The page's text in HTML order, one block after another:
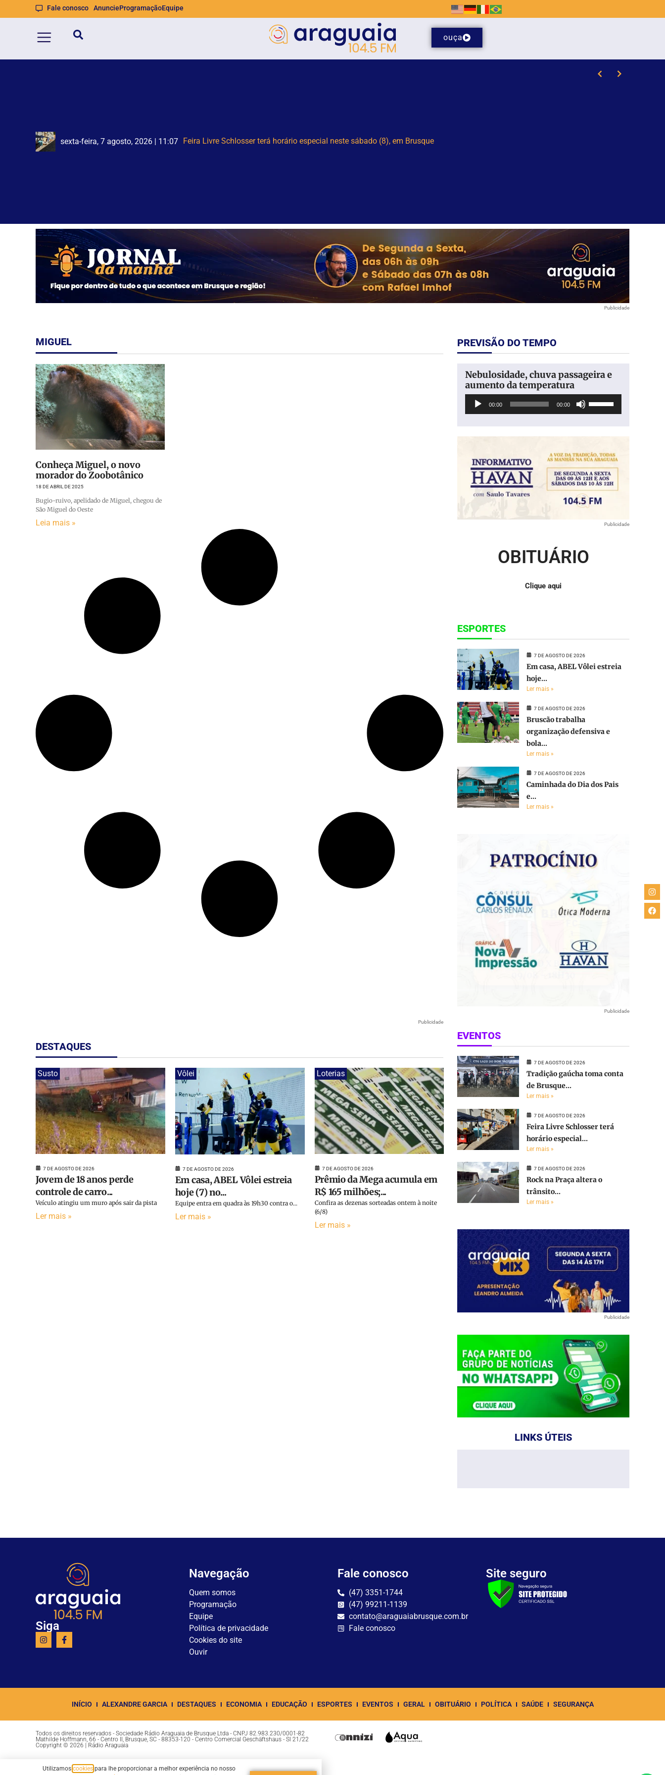
Fale conosco AnuncieProgramaçãoEquipe
ouça
sexta-feira, 7 agosto, 2026 | 11:07
sexta-feira, 7 agosto, 2026 | 10:46 Ca
PF prende mulher suspeita de tráfico de pessoas para exploração sexual em SC
Publicidade
MIGUEL
Conheça Miguel, o novo
morador do Zoobotânico
18 DE ABRIL DE 2025
Bugio-ruivo, apelidado de Miguel, chegou de
São Miguel do Oeste
Leia mais »
Publicidade
DESTAQUES
Susto
7 DE AGOSTO DE 2026
Jovem de 18 anos perde
controle de carro...
Veículo atingiu um muro após sair da pista
Ler mais »
Vôlei
7 DE AGOSTO DE 2026
Em casa, ABEL Vôlei estreia
hoje (7) no...
Equipe entra em quadra às 19h30 contra o...
Ler mais »
Loterias
7 DE AGOSTO DE 2026
Prêmio da Mega acumula em
R$ 165 milhões;...
Confira as dezenas sorteadas ontem à noite
(6/8)
Ler mais »
PREVISÃO DO TEMPO
Nebulosidade, chuva passageira e
aumento da temperatura
Tocador
00:00 00:00
ou
para
baixo
para
aumentar
ou
Publicidade
OBITUÁRIO
Clique aqui
ESPORTES
7 DE AGOSTO DE 2026
Em casa, ABEL Vôlei estreia
hoje...
Ler mais »
7 DE AGOSTO DE 2026
Bruscão trabalha
organização defensiva e
bola...
Ler mais »
7 DE AGOSTO DE 2026
Caminhada do Dia dos Pais
e...
Ler mais »
Publicidade
EVENTOS
7 DE AGOSTO DE 2026
Tradição gaúcha toma conta
de Brusque...
Ler mais »
7 DE AGOSTO DE 2026
Feira Livre Schlosser terá
horário especial...
Ler mais »
7 DE AGOSTO DE 2026
Rock na Praça altera o
trânsito...
Ler mais »
Publicidade
LINKS ÚTEIS
Siga
Navegação
Quem somos
Programação
Equipe
Política de privacidade
Cookies do site
Ouvir
Fale conosco
(47) 3351-1744
(47) 99211-1139
contato@araguaiabrusque.com.br
Fale conosco
Site seguro
INÍCIO ALEXANDRE GARCIA DESTAQUES ECONOMIA EDUCAÇÃO ESPORTES EVENTOS GERAL OBITUÁRIO POLÍTICA SAÚDE SEGURANÇA
Todos os direitos reservados - Sociedade Rádio Araguaia de Brusque Ltda - CNPJ 82.983.230/0001-82
Mathilde Hoffmann, 66 - Centro II, Brusque, SC - 88353-120 - Centro Comercial Geschäftshaus - Sl 21/22
Copyright © 2026 | Rádio Araguaia
Utilizamos cookies para lhe proporcionar a melhor experiência no nosso